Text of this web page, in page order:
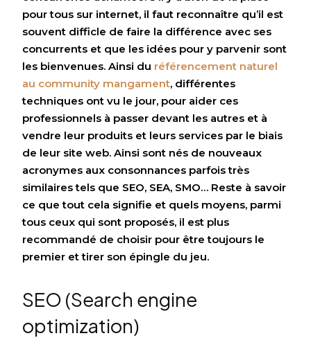
pour tous sur internet, il faut reconnaître qu’il est
souvent difficle de faire la différence avec ses
concurrents et que les idées pour y parvenir sont
les bienvenues. Ainsi du référencement naturel
au community mangament, différentes
techniques ont vu le jour, pour aider ces
professionnels à passer devant les autres et à
vendre leur produits et leurs services par le biais
de leur site web. Ainsi sont nés de nouveaux
acronymes aux consonnances parfois très
similaires tels que SEO, SEA, SMO… Reste à savoir
ce que tout cela signifie et quels moyens, parmi
tous ceux qui sont proposés, il est plus
recommandé de choisir pour être toujours le
premier et tirer son épingle du jeu.
SEO (Search engine
optimization)